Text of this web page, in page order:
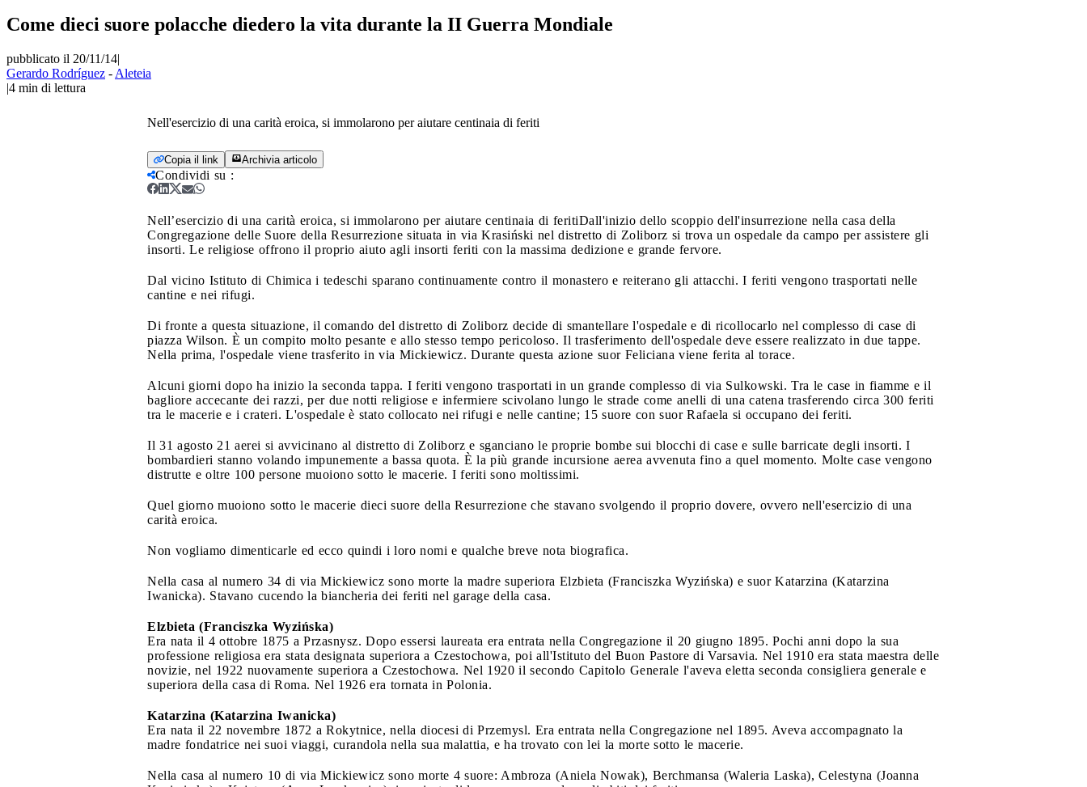
Come dieci suore polacche diedero la vita durante la II Guerra Mondiale
pubblicato il 20/11/14|
Gerardo Rodríguez - Aleteia
|4 min di lettura
Nell'esercizio di una carità eroica, si immolarono per aiutare centinaia di feriti
Copia il link Archivia articolo
Condividi su :
Nell’esercizio di una carità eroica, si immolarono per aiutare centinaia di feritiDall'inizio dello scoppio dell'insurrezione nella casa della
Congregazione delle Suore della Resurrezione situata in via Krasiński nel distretto di Zoliborz si trova un ospedale da campo per assistere gli
insorti. Le religiose offrono il proprio aiuto agli insorti feriti con la massima dedizione e grande fervore.
Dal vicino Istituto di Chimica i tedeschi sparano continuamente contro il monastero e reiterano gli attacchi. I feriti vengono trasportati nelle
cantine e nei rifugi.
Di fronte a questa situazione, il comando del distretto di Zoliborz decide di smantellare l'ospedale e di ricollocarlo nel complesso di case di
piazza Wilson. È un compito molto pesante e allo stesso tempo pericoloso. Il trasferimento dell'ospedale deve essere realizzato in due tappe.
Nella prima, l'ospedale viene trasferito in via Mickiewicz. Durante questa azione suor Feliciana viene ferita al torace.
Alcuni giorni dopo ha inizio la seconda tappa. I feriti vengono trasportati in un grande complesso di via Sulkowski. Tra le case in fiamme e il
bagliore accecante dei razzi, per due notti religiose e infermiere scivolano lungo le strade come anelli di una catena trasferendo circa 300 feriti
tra le macerie e i crateri. L'ospedale è stato collocato nei rifugi e nelle cantine; 15 suore con suor Rafaela si occupano dei feriti.
Il 31 agosto 21 aerei si avvicinano al distretto di Zoliborz e sganciano le proprie bombe sui blocchi di case e sulle barricate degli insorti. I
bombardieri stanno volando impunemente a bassa quota. È la più grande incursione aerea avvenuta fino a quel momento. Molte case vengono
distrutte e oltre 100 persone muoiono sotto le macerie. I feriti sono moltissimi.
Quel giorno muoiono sotto le macerie dieci suore della Resurrezione che stavano svolgendo il proprio dovere, ovvero nell'esercizio di una
carità eroica.
Non vogliamo dimenticarle ed ecco quindi i loro nomi e qualche breve nota biografica.
Nella casa al numero 34 di via Mickiewicz sono morte la madre superiora Elzbieta (Franciszka Wyzińska) e suor Katarzina (Katarzina
Iwanicka). Stavano cucendo la biancheria dei feriti nel garage della casa.
Elzbieta (Franciszka Wyzińska)
Era nata il 4 ottobre 1875 a Przasnysz. Dopo essersi laureata era entrata nella Congregazione il 20 giugno 1895. Pochi anni dopo la sua
professione religiosa era stata designata superiora a Czestochowa, poi all'Istituto del Buon Pastore di Varsavia. Nel 1910 era stata maestra delle
novizie, nel 1922 nuovamente superiora a Czestochowa. Nel 1920 il secondo Capitolo Generale l'aveva eletta seconda consigliera generale e
superiora della casa di Roma. Nel 1926 era tornata in Polonia.
Katarzina (Katarzina Iwanicka)
Era nata il 22 novembre 1872 a Rokytnice, nella diocesi di Przemysl. Era entrata nella Congregazione nel 1895. Aveva accompagnato la
madre fondatrice nei suoi viaggi, curandola nella sua malattia, e ha trovato con lei la morte sotto le macerie.
Nella casa al numero 10 di via Mickiewicz sono morte 4 suore: Ambroza (Aniela Nowak), Berchmansa (Waleria Laska), Celestyna (Joanna